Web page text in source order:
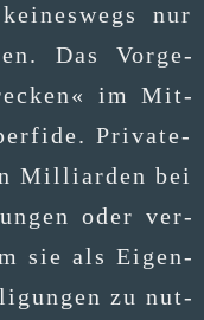
nur
Das Vor­ge­
im Mit­
Pri­va­te-
Mil­li­ar­den bei
oder ver­
sie als Eigen­
zu nut­